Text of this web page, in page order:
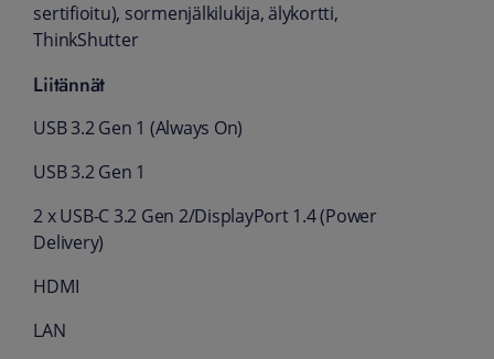
sertifioitu), sormenjälkilukija, älykortti,
ThinkShutter
Liitännät
USB 3.2 Gen 1 (Always On)
USB 3.2 Gen 1
2 x USB-C 3.2 Gen 2/DisplayPort 1.4 (Power
Delivery)
HDMI
LAN